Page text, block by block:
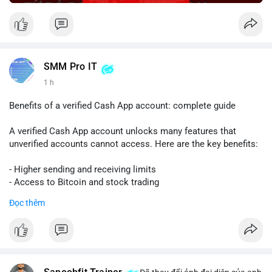
SMM Pro IT
1 h
Benefits of a verified Cash App account: complete guide
A verified Cash App account unlocks many features that
unverified accounts cannot access. Here are the key benefits:
- Higher sending and receiving limits
- Access to Bitcoin and stock trading
- Ability to link a bank account or card
To get verified, you need to provide your full name, date of
Đọc thêm